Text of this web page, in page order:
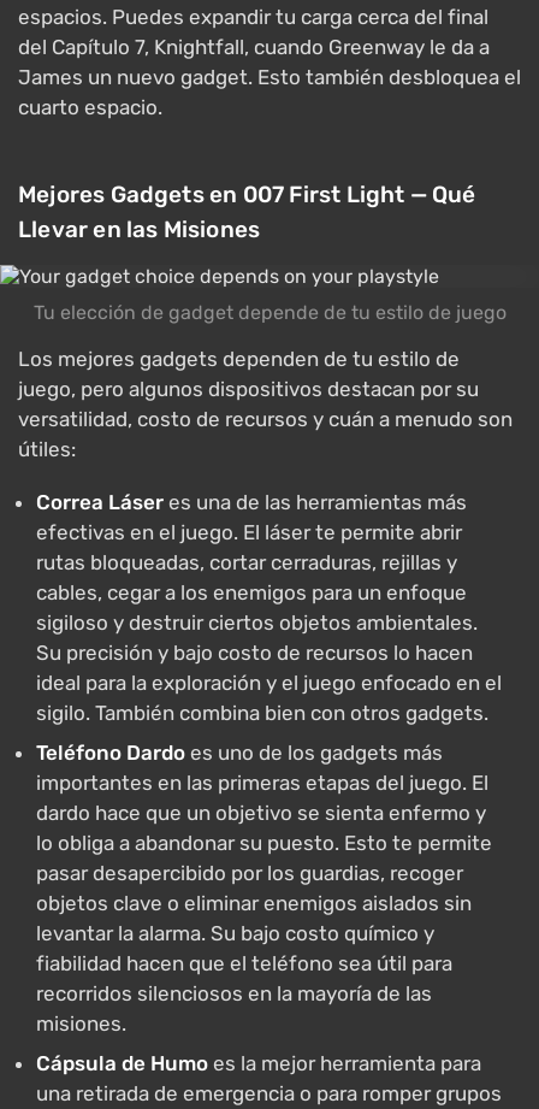
espacios. Puedes expandir tu carga cerca del final
del Capítulo 7, Knightfall, cuando Greenway le da a
James un nuevo gadget. Esto también desbloquea el
cuarto espacio.
Mejores Gadgets en 007 First Light — Qué
Llevar en las Misiones
Tu elección de gadget depende de tu estilo de juego
Los mejores gadgets dependen de tu estilo de
juego, pero algunos dispositivos destacan por su
versatilidad, costo de recursos y cuán a menudo son
útiles:
Correa Láser es una de las herramientas más
efectivas en el juego. El láser te permite abrir
rutas bloqueadas, cortar cerraduras, rejillas y
cables, cegar a los enemigos para un enfoque
sigiloso y destruir ciertos objetos ambientales.
Su precisión y bajo costo de recursos lo hacen
ideal para la exploración y el juego enfocado en el
sigilo. También combina bien con otros gadgets.
Teléfono Dardo es uno de los gadgets más
importantes en las primeras etapas del juego. El
dardo hace que un objetivo se sienta enfermo y
lo obliga a abandonar su puesto. Esto te permite
pasar desapercibido por los guardias, recoger
objetos clave o eliminar enemigos aislados sin
levantar la alarma. Su bajo costo químico y
fiabilidad hacen que el teléfono sea útil para
recorridos silenciosos en la mayoría de las
misiones.
Cápsula de Humo es la mejor herramienta para
una retirada de emergencia o para romper grupos